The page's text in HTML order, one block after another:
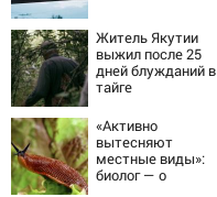
Житель Якутии
выжил после 25
дней блужданий в
тайге
«Активно
вытесняют
местные виды»:
биолог — о